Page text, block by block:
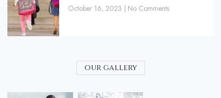
October 16, 2023 No Comments
our gallery